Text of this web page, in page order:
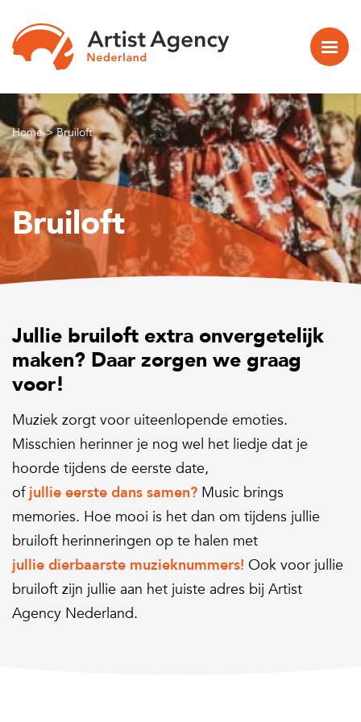
Home>Bruiloft
Bruiloft
Jullie bruiloft extra onvergetelijk
maken? Daar zorgen we graag
voor!
Muziek zorgt voor uiteenlopende emoties.
Misschien herinner je nog wel het liedje dat je
hoorde tijdens de eerste date,
ofjullie eerste dans samen? Music brings
memories. Hoe mooi is het dan om tijdens jullie
bruiloft herinneringen op te halen met
jullie dierbaarste muzieknummers! Ook voor jullie
bruiloft zijn jullie aan het juiste adres bij Artist
Agency Nederland.